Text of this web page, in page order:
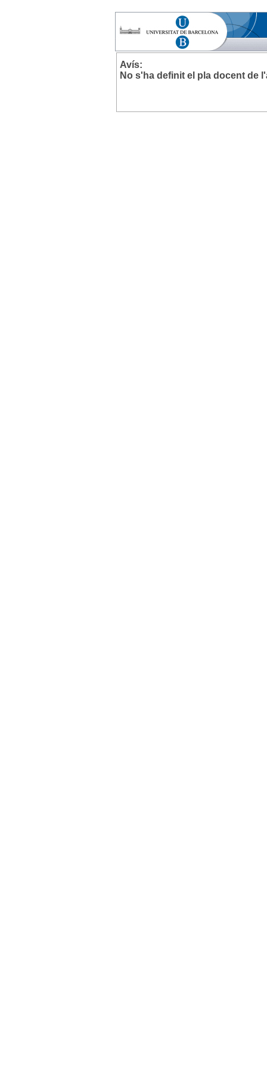
Avís:
No s'ha definit el pla docent de